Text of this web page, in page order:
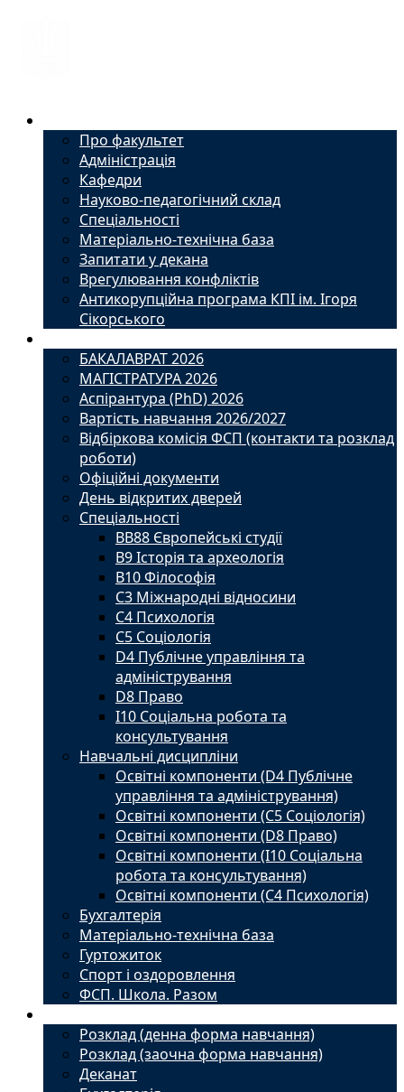
Про факультет
Адміністрація
Кафедри
Науково-педагогічний склад
Спеціальності
Матеріально-технічна база
Запитати у декана
Врегулювання конфліктів
Антикорупційна програма КПІ ім. Ігоря
Сікорського
БАКАЛАВРАТ 2026
МАГІСТРАТУРА 2026
Аспірантура (PhD) 2026
Вартість навчання 2026/2027
Відбіркова комісія ФСП (контакти та розклад
роботи)
Офіційні документи
День відкритих дверей
Спеціальності
BВ88 Європейські студії
B9 Історія та археологія
B10 Філософія
C3 Міжнародні відносини
C4 Психологія
С5 Соціологія
D4 Публічне управління та
адміністрування
D8 Право
I10 Соціальна робота та
консультування
Навчальні дисципліни
Освітні компоненти (D4 Публічне
управління та адміністрування)
Освітні компоненти (С5 Соціологія)
Освітні компоненти (D8 Право)
Освітні компоненти (I10 Соціальна
робота та консультування)
Освітні компоненти (С4 Психологія)
Бухгалтерія
Матеріально-технічна база
Гуртожиток
Спорт і оздоровлення
ФСП. Школа. Разом
Розклад (денна форма навчання)
Розклад (заочна форма навчання)
Деканат